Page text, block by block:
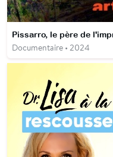
Documentaire • 2024